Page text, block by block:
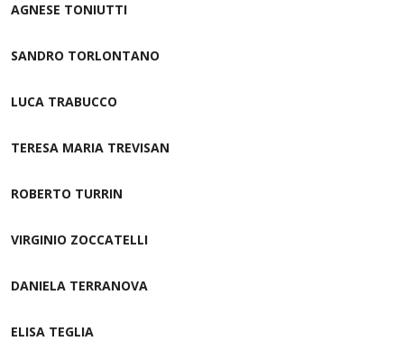
AGNESE TONIUTTI
SANDRO TORLONTANO
LUCA TRABUCCO
TERESA MARIA TREVISAN
ROBERTO TURRIN
VIRGINIO ZOCCATELLI
DANIELA TERRANOVA
ELISA TEGLIA